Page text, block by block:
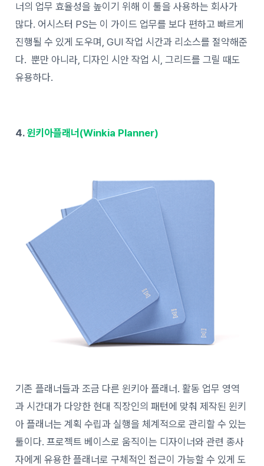
너의 업무 효율성을 높이기 위해 이 툴을 사용하는 회사가
많다. 어시스터 PS는 이 가이드 업무를 보다 편하고 빠르게
진행될 수 있게 도우며, GUI 작업 시간과 리소스를 절약해준
다. 뿐만 아니라, 디자인 시안 작업 시, 그리드를 그릴 때도
유용하다.
4. 윈키아플래너(Winkia Planner)
기존 플래너들과 조금 다른 윈키아 플래너. 활동 업무 영역
과 시간대가 다양한 현대 직장인의 패턴에 맞춰 제작된 윈키
아 플래너는 계획 수립과 실행을 체계적으로 관리할 수 있는
툴이다. 프로젝트 베이스로 움직이는 디자이너와 관련 종사
자에게 유용한 플래너로 구체적인 접근이 가능할 수 있게 도